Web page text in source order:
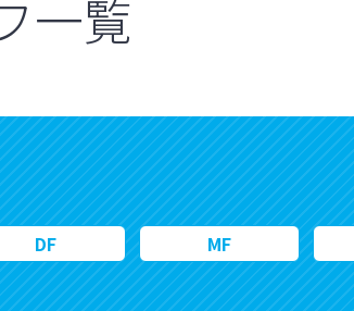
一覧
DF MF